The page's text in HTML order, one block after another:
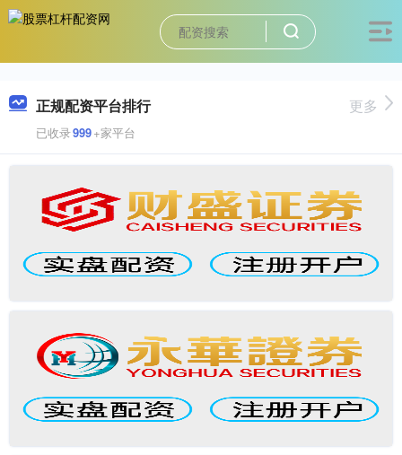
正规配资平台排行
已收录999+家平台
更多